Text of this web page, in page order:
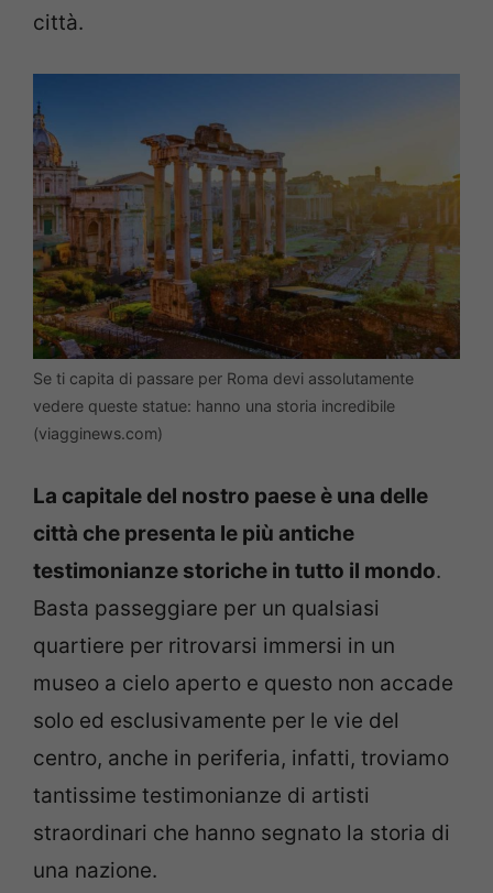
città.
Se ti capita di passare per Roma devi assolutamente
vedere queste statue: hanno una storia incredibile
(viagginews.com)
La capitale del nostro paese è una delle
città che presenta le più antiche
testimonianze storiche in tutto il mondo.
Basta passeggiare per un qualsiasi
quartiere per ritrovarsi immersi in un
museo a cielo aperto e questo non accade
solo ed esclusivamente per le vie del
centro, anche in periferia, infatti, troviamo
tantissime testimonianze di artisti
straordinari che hanno segnato la storia di
una nazione.